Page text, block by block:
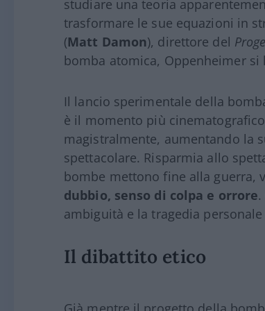
studiare una teoria
trasformare le sue equazioni in
(Matt Damon), direttore del
bomba atomica, Oppenheimer
Il lancio sperimentale della
è il momento più
magistralmente, aumentando la
spettacolare. Risparmia allo
bombe mettono fine alla guerra,
dubbio, senso di colpa e orrore.
ambiguità e la tragedia personale
Il dibattito etico